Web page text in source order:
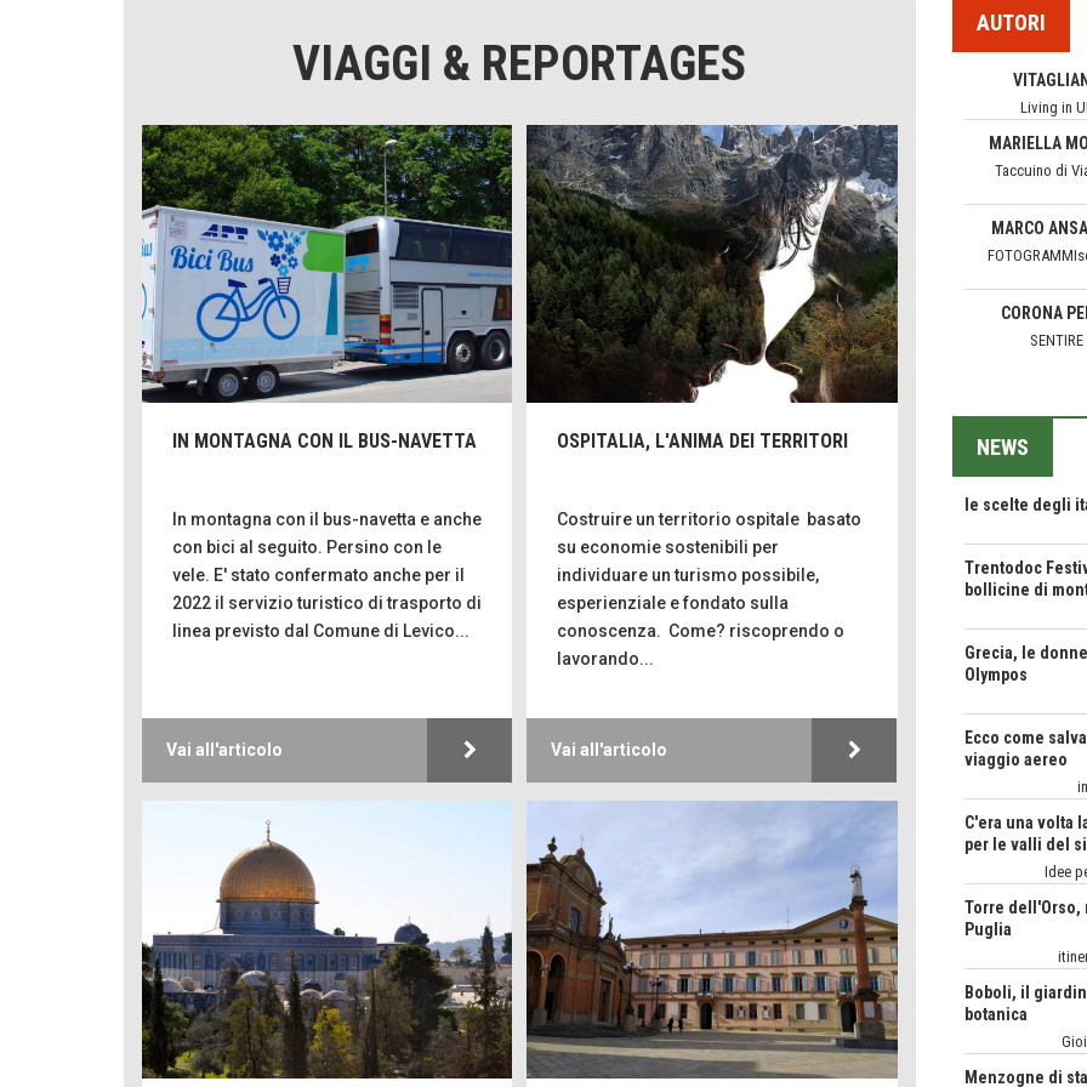
VIAGGI & REPORTAGES
IN MONTAGNA CON IL BUS-NAVETTA
In montagna con il bus-navetta e anche
con bici al seguito. Persino con le
vele. E' stato confermato anche per il
2022 il servizio turistico di trasporto di
linea previsto dal Comune di Levico...
Vai all'articolo
OSPITALIA, L'ANIMA DEI TERRITORI
Costruire un territorio ospitale basato
su economie sostenibili per
individuare un turismo possibile,
esperienziale e fondato sulla
conoscenza. Come? riscoprendo o
lavorando...
Vai all'articolo
AUTORILiving in UK
MARIELLA
Taccuino di
MARCO
CORONA
SENTIRE
FERDINANDO
CamonPost
GLORIA
Il Raggio
Il Mondo di
MARIELLA
Taccuino di
MARCO
NEWS
Come difendere
dal sole
Hotels, B&B e
Bolzano:
Teodorico,
le scelte degli
Trentodoc
bollicine di
Grecia, le
Olympos
Ecco come
viaggio aereo
C'era una volta
per le valli del
Idee
Torre dell'Orso,
Puglia
Boboli, il
botanica
Menzogne di
Le dichiarazioni
Chi è, e come